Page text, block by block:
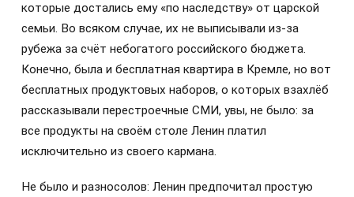
которые достались ему «по наследству» от царской
семьи. Во всяком случае, их не выписывали из-за
рубежа за счёт небогатого российского бюджета.
Конечно, была и бесплатная квартира в Кремле, но вот
бесплатных продуктовых наборов, о которых взахлёб
рассказывали перестроечные СМИ, увы, не было: за
все продукты на своём столе Ленин платил
исключительно из своего кармана.
Не было и разносолов: Ленин предпочитал простую